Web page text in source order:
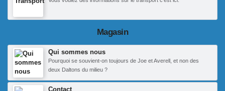
Magasin
Qui sommes nous
Pourquoi se souvient-on toujours de Joe et Averell, et non des
deux Daltons du milieu ?
Contact